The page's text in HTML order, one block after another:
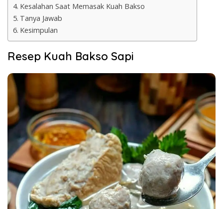
Kesalahan Saat Memasak Kuah Bakso
Tanya Jawab
Kesimpulan
Resep Kuah Bakso Sapi